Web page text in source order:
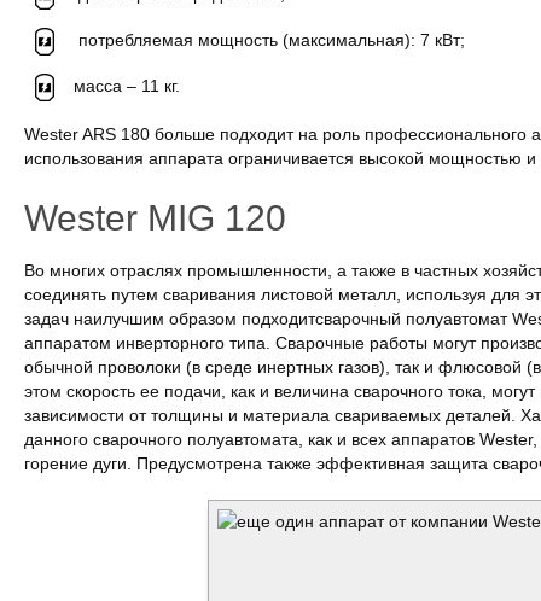
потребляемая мощность (максимальная): 7 кВт;
масса – 11 кг.
Wester ARS 180 больше подходит на роль профессионального
использования аппарата ограничивается высокой мощностью
Wester MIG 120
Во многих отраслях промышленности, а также в частных
соединять путем сваривания листовой металл, используя для
задач наилучшим образом подходитсварочный полуавтомат
аппаратом инверторного типа. Сварочные работы могут
обычной проволоки (в среде инертных газов), так и флюсовой
этом скорость ее подачи, как и величина сварочного тока,
зависимости от толщины и материала свариваемых деталей.
данного сварочного полуавтомата, как и всех аппаратов
горение дуги. Предусмотрена также эффективная защита